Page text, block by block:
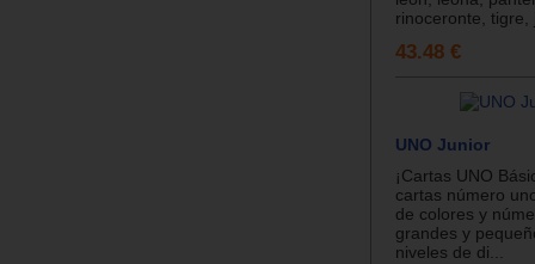
rinoceronte, tigre,
43.48 €
UNO Junior
¡Cartas UNO
cartas número
de colores y
grandes y
niveles de di...